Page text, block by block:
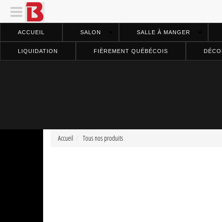
ACCUEIL SALON SALLE À MANGER
LIQUIDATION FIÈREMENT QUÉBÉCOIS
Accueil Tous nos produits